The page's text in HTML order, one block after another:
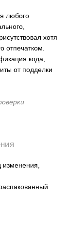
любого
хотя
отпечатком.
кода,
от подделки